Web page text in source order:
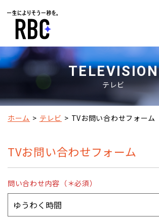
TELEVISION
テレビ
ホーム テレビ TVお問い合わせフォーム
TVお問い合わせフォーム
問い合わせ内容（＊必須）